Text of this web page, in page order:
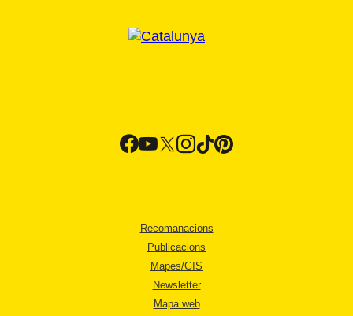
Recomanacions
Publicacions
Mapes/GIS
Newsletter
Mapa web